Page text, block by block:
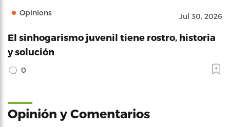
Opinions Jul 30, 2026
El sinhogarismo juvenil tiene rostro, historia
y solución
0
Opinión y Comentarios